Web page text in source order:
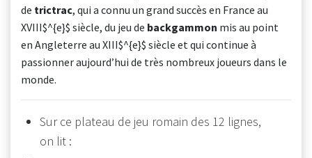
de trictrac, qui a connu un grand succès en France au
XVIII$^{e}$ siècle, du jeu de backgammon mis au point
en Angleterre au XIII$^{e}$ siècle et qui continue à
passionner aujourd’hui de très nombreux joueurs dans le
monde.
Sur ce plateau de jeu romain des 12 lignes,
on lit :